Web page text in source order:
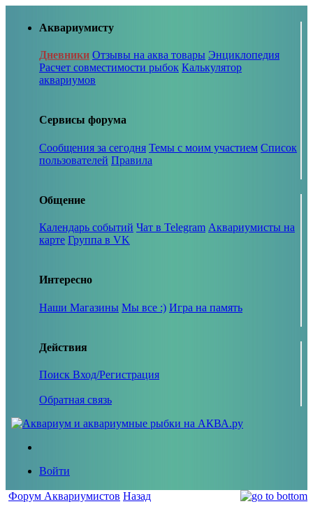
Аквариумисту
Дневники Отзывы на аква товары Энциклопедия
Расчет совместимости рыбок Калькулятор
аквариумов
Сервисы форума
Сообщения за сегодня Темы с моим участием Список
пользователей Правила
Общение
Календарь событий Чат в Telegram Аквариумисты на
карте Группа в VK
Интересно
Наши Магазины Мы все :) Игра на память
Действия
Поиск Вход/Регистрация
Обратная связь
Войти
Форум Аквариумистов Назад